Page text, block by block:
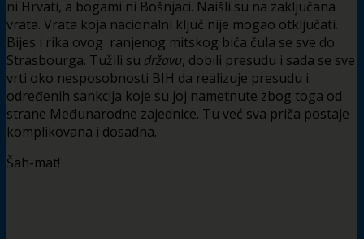
ni Hrvati, a bogami ni Bošnjaci. Naišli su na zaključana
vrata. Vrata koja nacionalni ključ nije mogao otključati.
Bijes i rika ovog ranjenog mitskog bića čula se sve do
Strasbourga. Tužili su državu, dobili presudu i sada se sve
vrti oko nesposobnosti BIH da realizuje presudu i
određenih sankcija koje su joj nametnute zbog toga od
strane Međunarodne zajednice. Tu već sva priča postaje
komplikovana i dosadna.
Šah-mat!